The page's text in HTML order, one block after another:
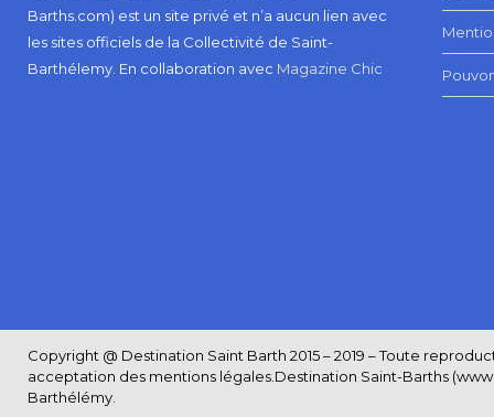
Barths.com) est un site privé et n’a aucun lien avec
les sites officiels de la Collectivité de Saint-
Barthélemy. En collaboration avec Magazine Chic
Copyright @ Destination Saint Barth 2015 – 2019 – Toute
acceptation des mentions légales.Destination Saint-Barths
Barthélémy.